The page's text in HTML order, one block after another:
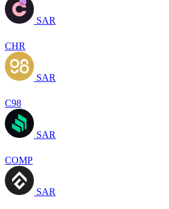
SAR
CHR
SAR
C98
SAR
COMP
SAR